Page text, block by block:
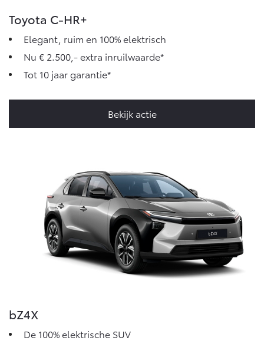
Toyota C-HR+
Elegant, ruim en 100% elektrisch
Nu € 2.500,- extra inruilwaarde*
Tot 10 jaar garantie*
Bekijk actie
bZ4X
De 100% elektrische SUV